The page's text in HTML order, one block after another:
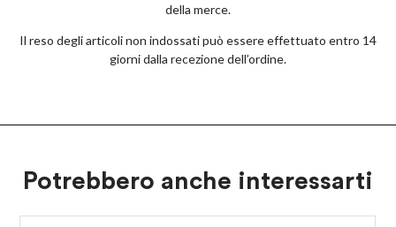
della merce.
Il reso degli articoli non indossati può essere effettuato entro 14
giorni dalla recezione dell’ordine.
Potrebbero anche interessarti